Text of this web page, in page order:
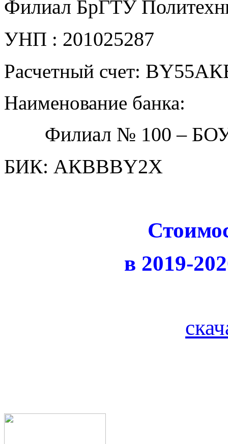
Филиал БрГТУ
УНП : 201025287
Расчетный счет:
Наименование банка:
Филиал № 100 –
БИК: АКВВBY2Х
в 2019-